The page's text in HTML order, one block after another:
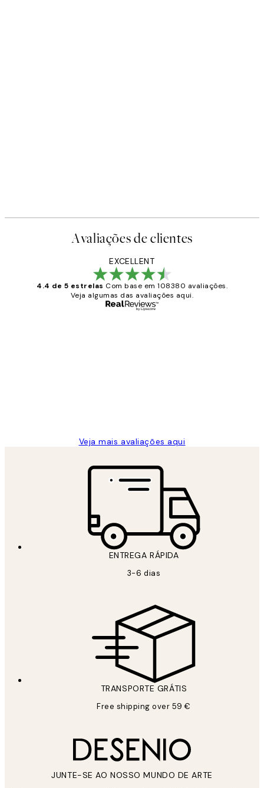
Avaliações de clientes
EXCELLENT
4.4 de 5 estrelas Com base em 108380 avaliações.
Veja algumas das avaliações aqui.
Veja mais avaliações aqui
ENTREGA RÁPIDA
3-6 dias
TRANSPORTE GRÁTIS
Free shipping over 59 €
JUNTE-SE AO NOSSO MUNDO DE ARTE